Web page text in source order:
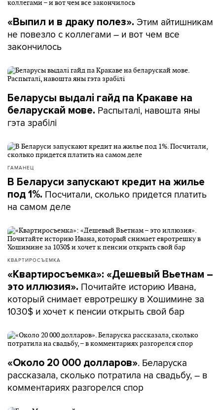
«Выпил и в драку полез». Этим айтишникам
не повезло с коллегами – и вот чем все
закончилось
Беларусы выдалі гайд па Кракаве на
беларускай мове. Распыталі, навошта яны
гэта зрабілі
ГАМАНЕЦ
В Беларуси запускают кредит на жилье
под 1%. Посчитали, сколько придется платить
на самом деле
КВАРТИРОСЪЕМКА
«Квартиросъемка»: «Дешевый Вьетнам –
это иллюзия». Почитайте историю Ивана,
который снимает евротрешку в Хошимине за
1030$ и хочет к пенсии открыть свой бар
«Около 20 000 долларов». Беларуска
рассказала, сколько потратила на свадьбу, – в
комментариях разгорелся спор